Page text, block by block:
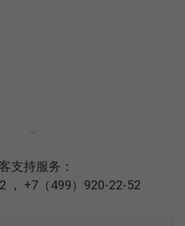
支持服务：
， +7（499）920-22-52